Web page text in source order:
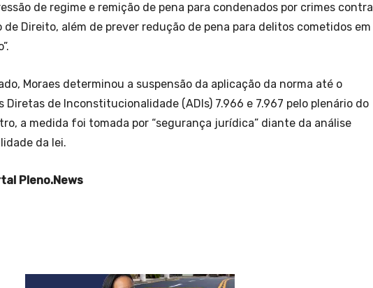
de regime e remição de pena para condenados por crimes contra
de Direito, além de prever redução de pena para delitos cometidos em
Moraes determinou a suspensão da aplicação da norma até o
Diretas de Inconstitucionalidade (ADIs) 7.966 e 7.967 pelo plenário do
a medida foi tomada por “segurança jurídica” diante da análise
da lei.
Pleno.News